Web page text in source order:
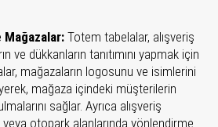
Totem tabelalar, alışveriş
ve dükkanların tanıtımını yapmak için
mağazaların logosunu ve isimlerini
mağaza içindeki müşterilerin
sağlar. Ayrıca alışveriş
otopark alanlarında yönlendirme